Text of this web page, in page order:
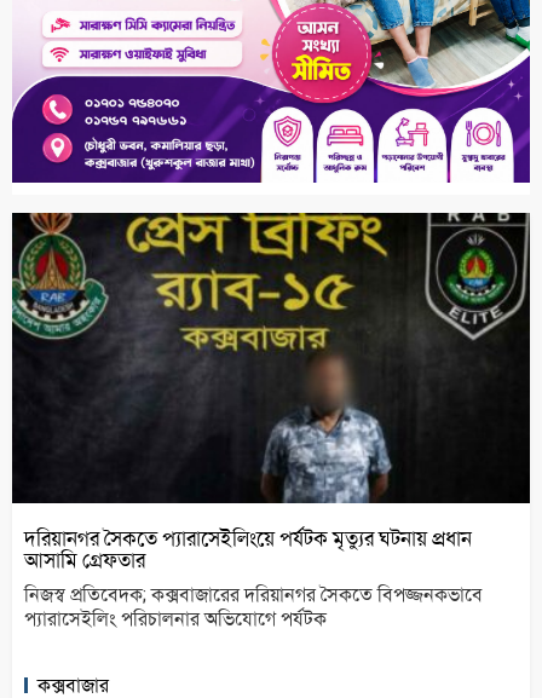
দরিয়ানগর সৈকতে প্যারাসেইলিংয়ে পর্যটক মৃত্যুর ঘটনায় প্রধান
আসামি গ্রেফতার
নিজস্ব প্রতিবেদক; কক্সবাজারের দরিয়ানগর সৈকতে বিপজ্জনকভাবে
প্যারাসেইলিং পরিচালনার অভিযোগে পর্যটক
কক্সবাজার